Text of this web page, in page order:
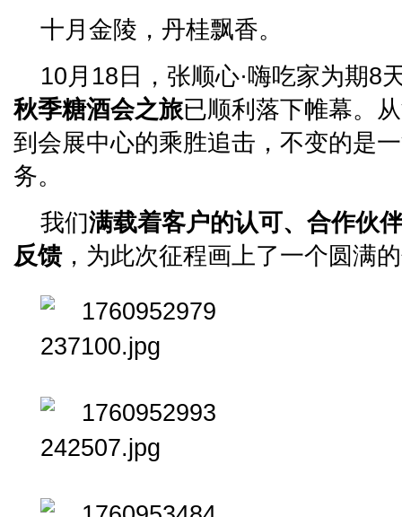
十月金陵，丹桂飘香。
10月18日，张顺心·嗨吃家为期8
秋季糖酒会之旅已顺利落下帷幕。
到会展中心的乘胜追击，不变的是
务。
我们满载着客户的认可、合作伙
反馈，为此次征程画上了一个圆满